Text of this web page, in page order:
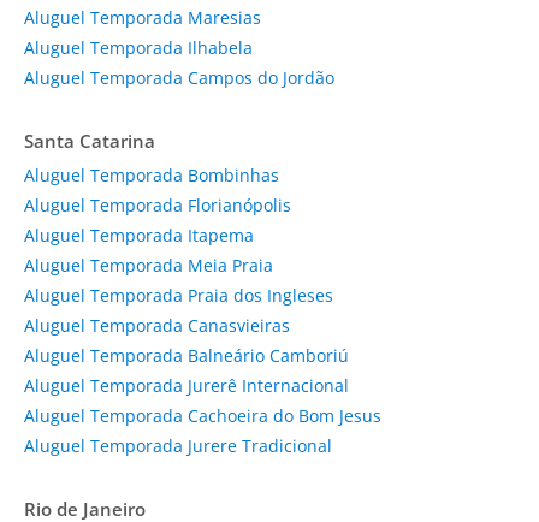
Aluguel Temporada Maresias
Aluguel Temporada Ilhabela
Aluguel Temporada Campos do Jordão
Santa Catarina
Aluguel Temporada Bombinhas
Aluguel Temporada Florianópolis
Aluguel Temporada Itapema
Aluguel Temporada Meia Praia
Aluguel Temporada Praia dos Ingleses
Aluguel Temporada Canasvieiras
Aluguel Temporada Balneário Camboriú
Aluguel Temporada Jurerê Internacional
Aluguel Temporada Cachoeira do Bom Jesus
Aluguel Temporada Jurere Tradicional
Rio de Janeiro